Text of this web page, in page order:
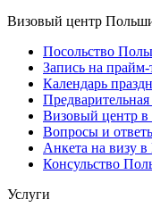
Визовый центр
Посольство
Запись на
Календарь
Предварительная
Визовый центр
Вопросы и
Анкета на визу
Консульство
Услуги